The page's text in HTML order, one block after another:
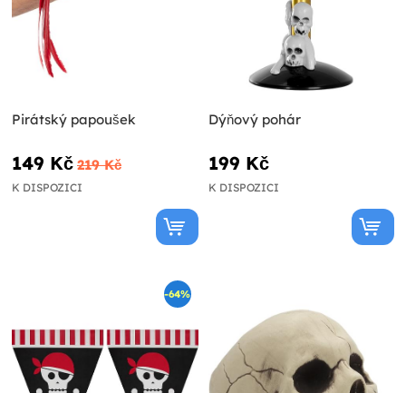
Pirátský papoušek
149 Kč 219 Kč
K DISPOZICI
Dýňový pohár
199 Kč
K DISPOZICI
-64%